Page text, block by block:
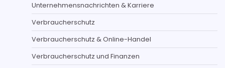
Unternehmensnachrichten & Karriere
Verbraucherschutz
Verbraucherschutz & Online-Handel
Verbraucherschutz und Finanzen